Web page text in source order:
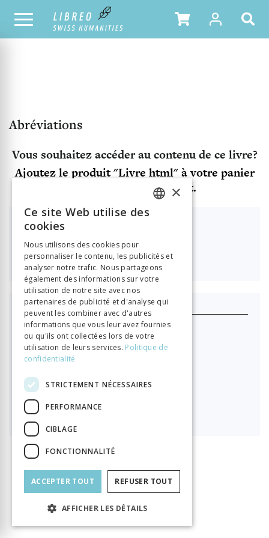
NOTRE CATALOGUE TABLE DES MATIÈRES
Abréviations
Vous souhaitez accéder au contenu de ce livre?
Ajoutez le produit "Livre html" à votre panier
et finalisez votre achat.
Déjà client ?
Connexion
J'achète ce produit
Format HTML (lecture en ligne)
29.00
PDF à télécharger
29.00 
Rousseau Jean-Jacques
9782830914573
Langue
Français
ITALIAN
×
Ce site Web utilise des
cookies
Nous utilisons des cookies pour
personnaliser le contenu, les publicités et
analyser notre trafic. Nous partageons
également des informations sur votre
utilisation de notre site avec nos
partenaires de publicité et d'analyse qui
peuvent les combiner avec d'autres
informations que vous leur avez fournies
ou qu'ils ont collectées lors de votre
utilisation de leurs services. Politique de
confidentialité
STRICTEMENT NÉCESSAIRES
PERFORMANCE
CIBLAGE
FONCTIONNALITÉ
ACCEPTER TOUT REFUSER TOUT
AFFICHER LES DÉTAILS